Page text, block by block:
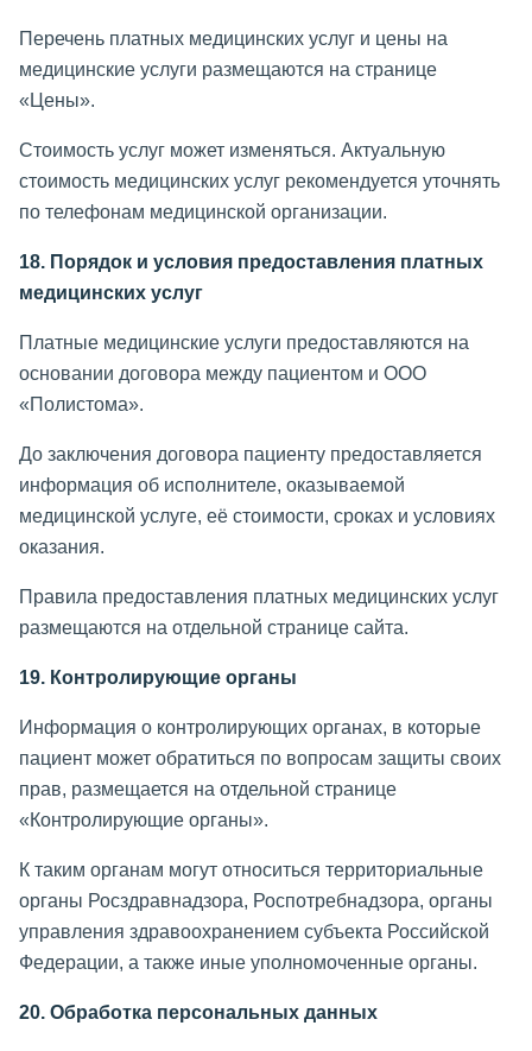
Перечень платных медицинских услуг и цены на
медицинские услуги размещаются на странице
«Цены».
Стоимость услуг может изменяться. Актуальную
стоимость медицинских услуг рекомендуется уточнять
по телефонам медицинской организации.
18. Порядок и условия предоставления платных
медицинских услуг
Платные медицинские услуги предоставляются на
основании договора между пациентом и ООО
«Полистома».
До заключения договора пациенту предоставляется
информация об исполнителе, оказываемой
медицинской услуге, её стоимости, сроках и условиях
оказания.
Правила предоставления платных медицинских услуг
размещаются на отдельной странице сайта.
19. Контролирующие органы
Информация о контролирующих органах, в которые
пациент может обратиться по вопросам защиты своих
прав, размещается на отдельной странице
«Контролирующие органы».
К таким органам могут относиться территориальные
органы Росздравнадзора, Роспотребнадзора, органы
управления здравоохранением субъекта Российской
Федерации, а также иные уполномоченные органы.
20. Обработка персональных данных